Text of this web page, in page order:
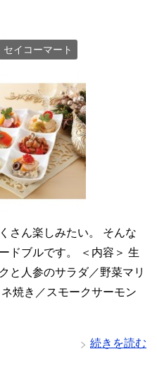
セイコーマート
さん楽しみたい。 そんな
ドブルです。 ＜内容＞ 生
と人参のサラダ／野菜マリ
焼き／スモークサーモン
続きを読む